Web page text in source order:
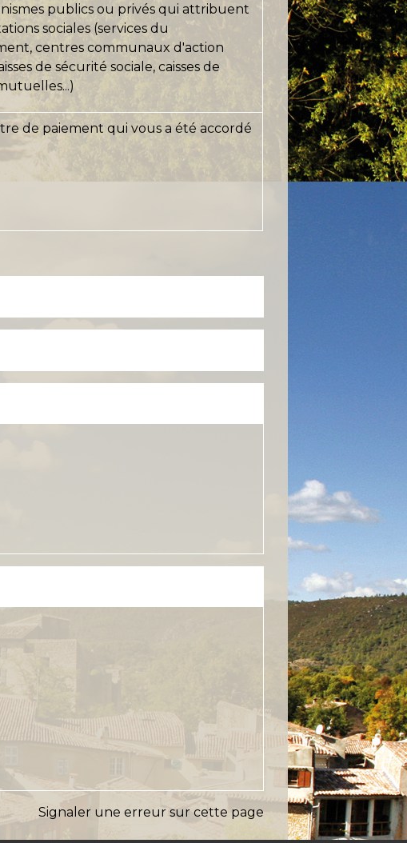
publics ou privés qui attribuent
sociales (services du
centres communaux d'action
de sécurité sociale, caisses de
de paiement qui vous a été accordé
Signaler une erreur sur cette page